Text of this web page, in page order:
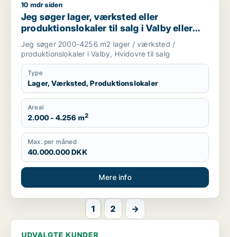
Jeg søger lager, værksted eller produktionslokaler til salg i
10 mdr siden
Jeg søger lager, værksted eller
produktionslokaler til salg i Valby eller
Hvidovre
Jeg søger 2000-4256 m2 lager / værksted /
produktionslokaler i Valby, Hvidovre til salg
Type
Lager, Værksted, Produktionslokaler
Areal
2.000 - 4.256 m2
Max. per måned
40.000.000 DKK
Mere info
1 2 →
UDVALGTE KUNDER